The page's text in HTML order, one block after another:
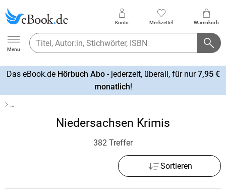
Ebook.de
Menu
Konto Merkzettel Warenkorb
Das eBook.de Hörbuch Abo- jederzeit, überall, für nur7,95 €
monatlich!
…
Niedersachsen Krimis
382 Treffer
Sortieren